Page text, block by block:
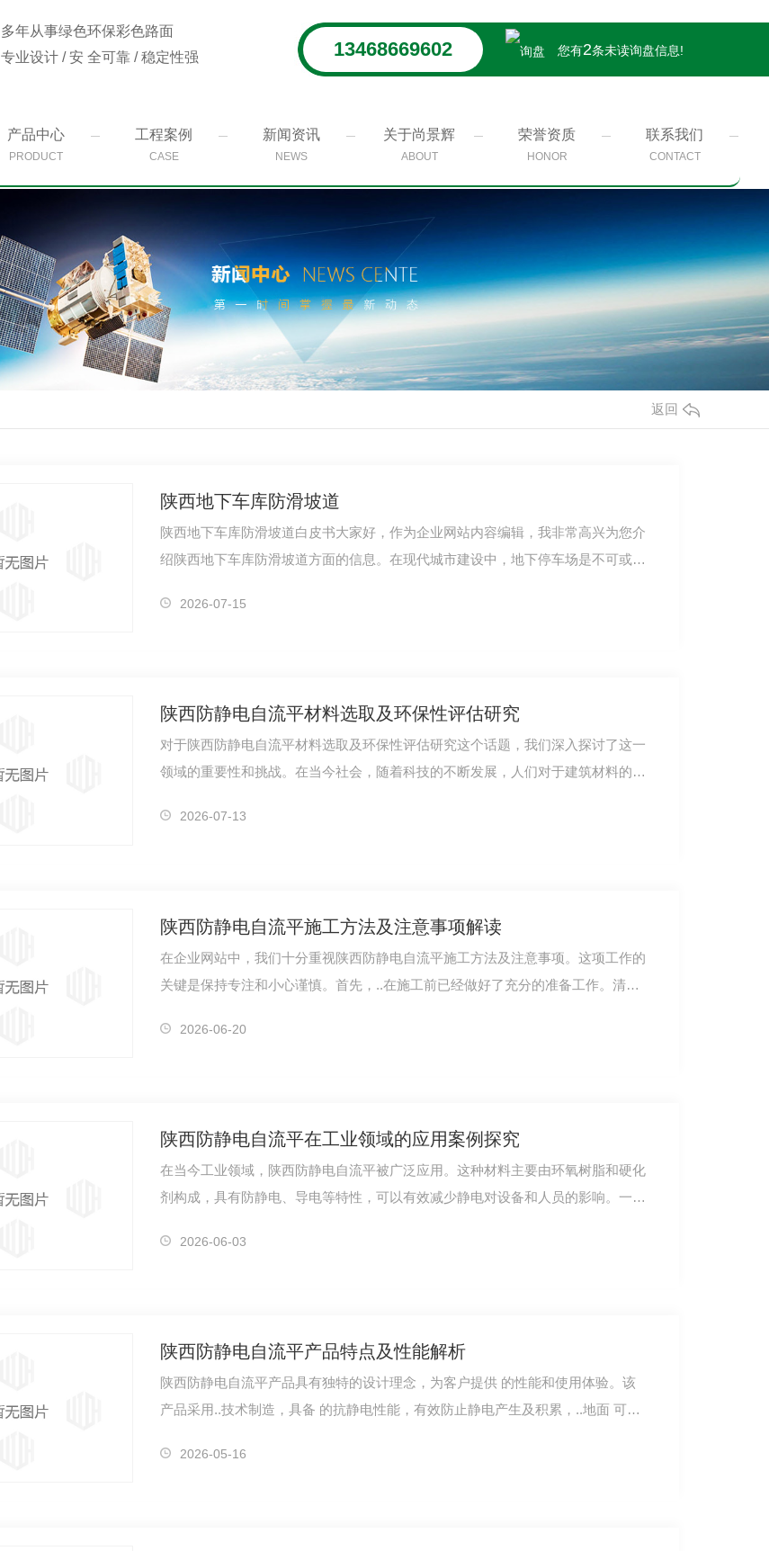
多年从事绿色环保彩色路面
专业设计 / 安 全可靠 / 稳定性强
13468669602 您有2条未读询盘信息!
产品中心
PRODUCT
工程案例
CASE
新闻资讯
NEWS
关于尚景辉
ABOUT
荣誉资质
HONOR
联系我们
CONTACT
返回
商务中心彩色路面
陕西地下车库防滑坡道
陕西地下车库防滑坡道白皮书大家好，作为企业网站内容编辑，我非常高兴为您介
绍陕西地下车库防滑坡道方面的信息。在现代城市建设中，地下停车场是不可或缺
2026-07-15
陕西防静电自流平材料选取及环保性评估研究
对于陕西防静电自流平材料选取及环保性评估研究这个话题，我们深入探讨了这一
领域的重要性和挑战。在当今社会，随着科技的不断发展，人们对于建筑材料的品
2026-07-13
陕西防静电自流平施工方法及注意事项解读
在企业网站中，我们十分重视陕西防静电自流平施工方法及注意事项。这项工作的
关键是保持专注和小心谨慎。首先，..在施工前已经做好了充分的准备工作。清洁
2026-06-20
陕西防静电自流平在工业领域的应用案例探究
在当今工业领域，陕西防静电自流平被广泛应用。这种材料主要由环氧树脂和硬化
剂构成，具有防静电、导电等特性，可以有效减少静电对设备和人员的影响。一方
2026-06-03
陕西防静电自流平产品特点及性能解析
陕西防静电自流平产品具有独特的设计理念，为客户提供 的性能和使用体验。该
产品采用..技术制造，具备 的抗静电性能，有效防止静电产生及积累，..地面 可…
2026-05-16